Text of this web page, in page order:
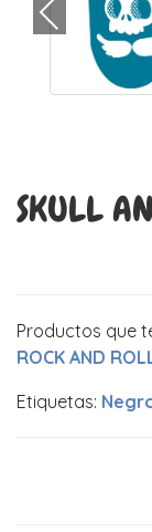
SKULL
Productos que
ROCK AND
Etiquetas: